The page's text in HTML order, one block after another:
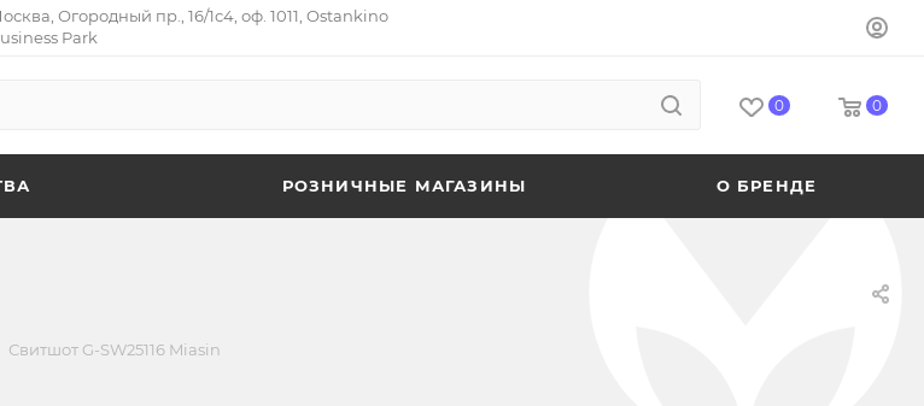
Огородный пр., 16/1с4, оф. 1011, Ostankino
Park
0 0
РОЗНИЧНЫЕ МАГАЗИНЫ О БРЕНДЕ
Свитшот G-SW25116 Miasin